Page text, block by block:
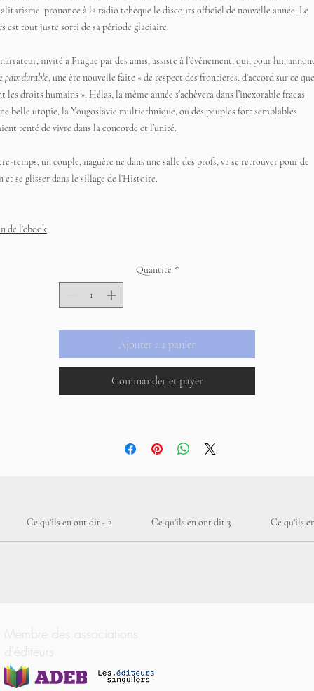
prononce à la radio tchèque le discours officiel de nouvelle année. Le
est tout juste sorti de sa période glaciaire.
invité à Prague par des amis, assiste à l’événement, qui, pour lui,
paix durable, une ère nouvelle faite « de respect des frontières, d’accord sur ce que
les droits humains ». Hélas, la même année s’achèvera dans l’inexorable fracas
belle utopie, la Yougoslavie multiethnique, où des peuples fort semblables
tenté de vivre dans la concorde et l’unité.
temps, un couple, naguère né dans une salle des profs, va se retrouver pour de
et se glisser dans le sillage de l’Histoire.
de l'ebook
Quantité *
Ajouter au panier
Commander et payer
Ce qu'ils en ont dit - 2 Ce qu'ils en ont dit 3 Ce qu'ils
Membre des associations
d'éditeurs